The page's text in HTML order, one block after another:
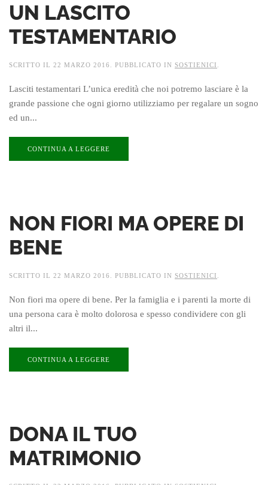
UN LASCITO
TESTAMENTARIO
SCRITTO IL 22 MARZO 2016 . PUBBLICATO IN SOSTIENICI
Lasciti testamentari L’unica eredità che noi potremo lasciare è la
grande passione che ogni giorno utilizziamo per regalare un sogno
ed un...
CONTINUA A LEGGERE
NON FIORI MA OPERE DI
BENE
SCRITTO IL 22 MARZO 2016 . PUBBLICATO IN SOSTIENICI
Non fiori ma opere di bene. Per la famiglia e i parenti la morte di
una persona cara è molto dolorosa e spesso condividere con gli
altri il...
CONTINUA A LEGGERE
DONA IL TUO
MATRIMONIO